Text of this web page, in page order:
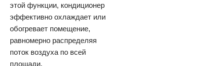
этой функции, кондиционер
эффективно охлаждает или
обогревает помещение,
равномерно распределяя
поток воздуха по всей
площади.